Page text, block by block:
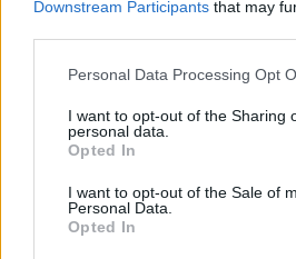
Downstream Participants that may
Please note that this website/app
not limited to your visit or usage
grant or deny consent to Google
use your data for below specified
consent section.
Personal Data Processing Opt
I want to opt-out of the Sharing
personal data.
Opted In
I want to opt-out of the Sale of
Personal Data.
Opted In